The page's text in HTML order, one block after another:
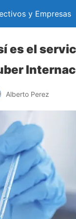
y Empresas
es el
Alberto Perez